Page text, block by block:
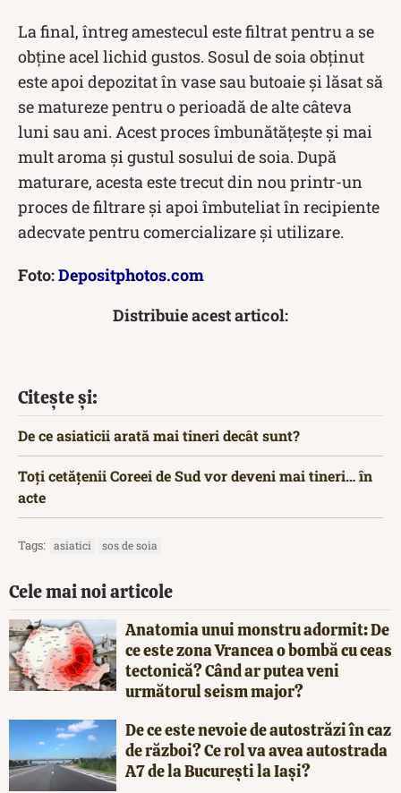
La final, întreg amestecul este filtrat pentru a se
obține acel lichid gustos. Sosul de soia obținut
este apoi depozitat în vase sau butoaie și lăsat să
se matureze pentru o perioadă de alte câteva
luni sau ani. Acest proces îmbunătățește și mai
mult aroma și gustul sosului de soia. După
maturare, acesta este trecut din nou printr-un
proces de filtrare și apoi îmbuteliat în recipiente
adecvate pentru comercializare și utilizare.
Foto:Depositphotos.com
Distribuie acest articol:
Citește și:
De ce asiaticii arată mai tineri decât sunt?
Toți cetățenii Coreei de Sud vor deveni mai tineri… în
acte
Tags: asiatici sos de soia
Cele mai noi articole
Anatomia unui monstru adormit: De
ce este zona Vrancea o bombă cu ceas
tectonică? Când ar putea veni
următorul seism major?
De ce este nevoie de autostrăzi în caz
de război? Ce rol va avea autostrada
A7 de la București la Iași?